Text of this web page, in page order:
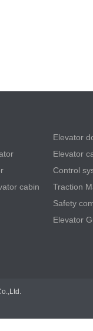
cabin
Elevator
Elevator
Control
Traction
Safety
Elevator